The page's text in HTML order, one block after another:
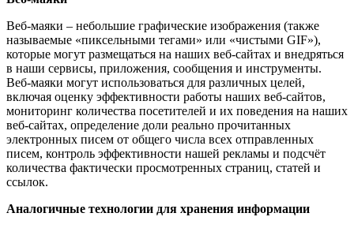
Веб-маяки – небольшие графические изображения (также
называемые «пиксельными тегами» или «чистыми GIF»),
которые могут размещаться на наших веб-сайтах и внедряться
в наши сервисы, приложения, сообщения и инструменты.
Веб-маяки могут использоваться для различных целей,
включая оценку эффективности работы наших веб-сайтов,
мониторинг количества посетителей и их поведения на наших
веб-сайтах, определение доли реально прочитанных
электронных писем от общего числа всех отправленных
писем, контроль эффективности нашей рекламы и подсчёт
количества фактически просмотренных страниц, статей и
ссылок.
Аналогичные технологии для хранения информации